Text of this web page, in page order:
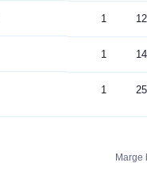
1
1
1
Marge